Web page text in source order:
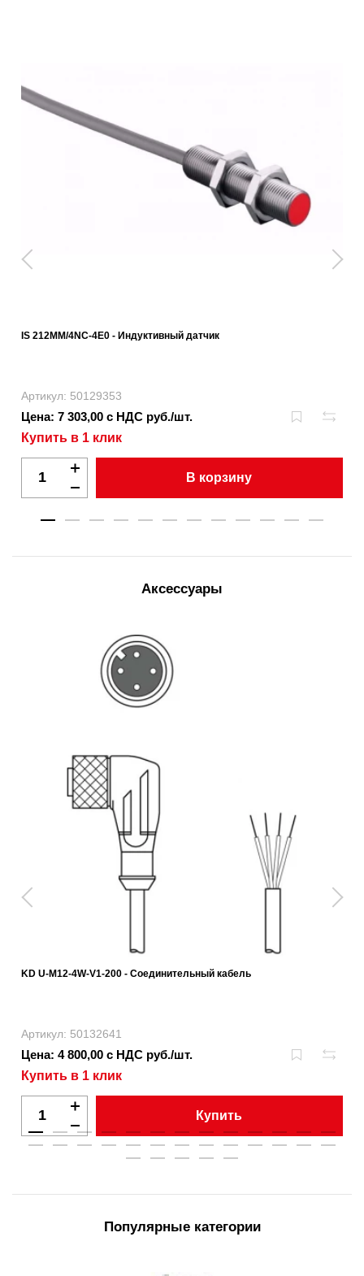
IS 212MM/4NC-4E0 - Индуктивный датчик
Артикул: 50129353
Цена: 7 303,00 с НДС руб./шт.
Купить в 1 клик
В корзину
Аксессуары
KD U-M12-4W-V1-200 - Соединительный кабель
Артикул: 50132641
Цена: 4 800,00 с НДС руб./шт.
Купить в 1 клик
Купить
Популярные категории